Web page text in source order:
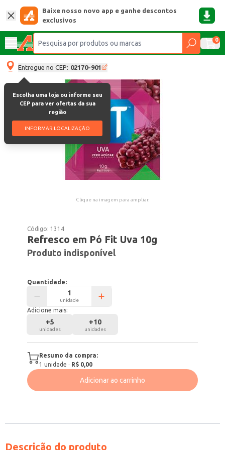
Baixe nosso novo app e ganhe descontos
exclusivos
0
Entregue no CEP: 02170-901
Escolha uma loja ou informe seu
CEP para ver ofertas da sua
região
INFORMAR LOCALIZAÇÃO
Clique na imagem para ampliar.
Código: 1314
Refresco em Pó Fit Uva 10g
Produto indisponível
Quantidade:
unidade
Adicione mais:
+5
unidades
+10
unidades
Resumo da compra:
1 unidade · R$ 0,00
Adicionar ao carrinho
Descrição do produto